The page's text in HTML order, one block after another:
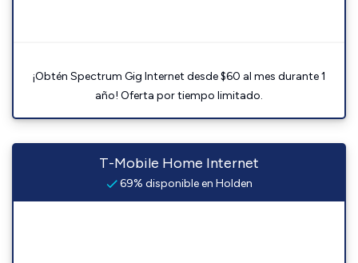
¡Obtén Spectrum Gig Internet desde $60 al mes durante 1
año! Oferta por tiempo limitado.
T-Mobile Home Internet
69% disponible en Holden